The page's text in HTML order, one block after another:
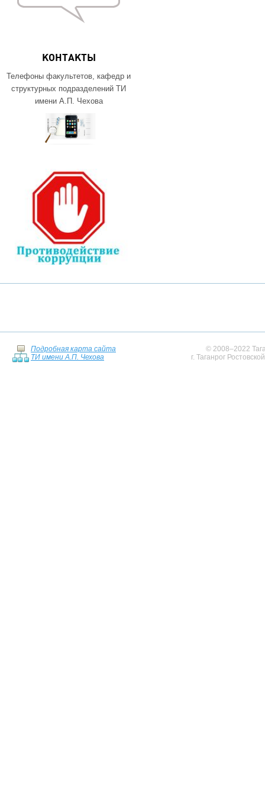
КОНТАКТЫ
Телефоны факультетов, кафедр и
структурных подразделений ТИ
имени А.П. Чехова
Подробная карта сайта
ТИ имени А.П. Чехова
© 2008–2022
г. Таганрог